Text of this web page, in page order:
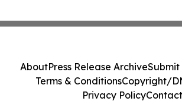
AboutPress Release ArchiveSubmit
Terms & ConditionsCopyright/
Privacy PolicyContact